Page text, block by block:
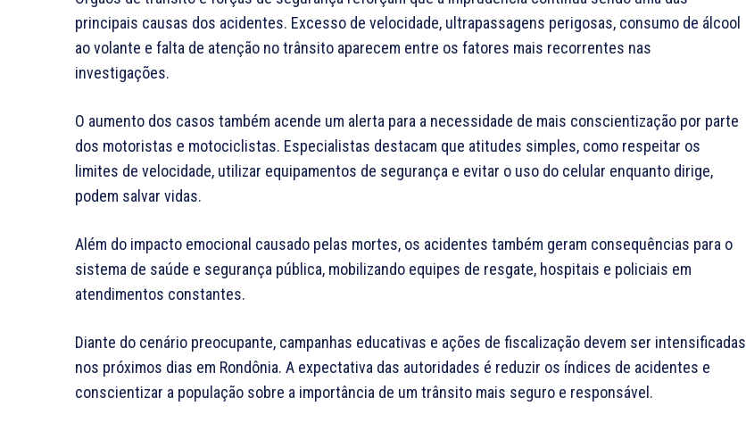
principais causas dos acidentes. Excesso de velocidade, ultrapassagens perigosas, consumo de álcool
ao volante e falta de atenção no trânsito aparecem entre os fatores mais recorrentes nas
investigações.
O aumento dos casos também acende um alerta para a necessidade de mais conscientização por parte
dos motoristas e motociclistas. Especialistas destacam que atitudes simples, como respeitar os
limites de velocidade, utilizar equipamentos de segurança e evitar o uso do celular enquanto dirige,
podem salvar vidas.
Além do impacto emocional causado pelas mortes, os acidentes também geram consequências para o
sistema de saúde e segurança pública, mobilizando equipes de resgate, hospitais e policiais em
atendimentos constantes.
Diante do cenário preocupante, campanhas educativas e ações de fiscalização devem ser intensificadas
nos próximos dias em Rondônia. A expectativa das autoridades é reduzir os índices de acidentes e
conscientizar a população sobre a importância de um trânsito mais seguro e responsável.